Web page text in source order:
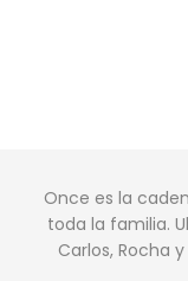
Once es la
toda la familia.
Carlos, Rocha